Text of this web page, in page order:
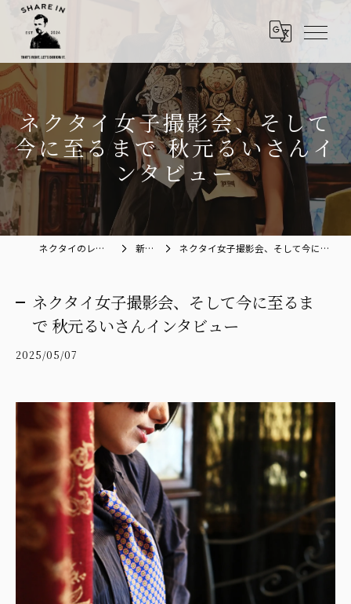
ネクタイ女子撮影会、そして
今に至るまで 秋元るいさんイ
ンタビュー
ネクタイのレンタルならShare in 新着情報 ネクタイ女子撮影会、そして今に至るまで 秋元るいさんインタビュー
ネクタイ女子撮影会、そして今に至るま
で 秋元るいさんインタビュー
2025/05/07